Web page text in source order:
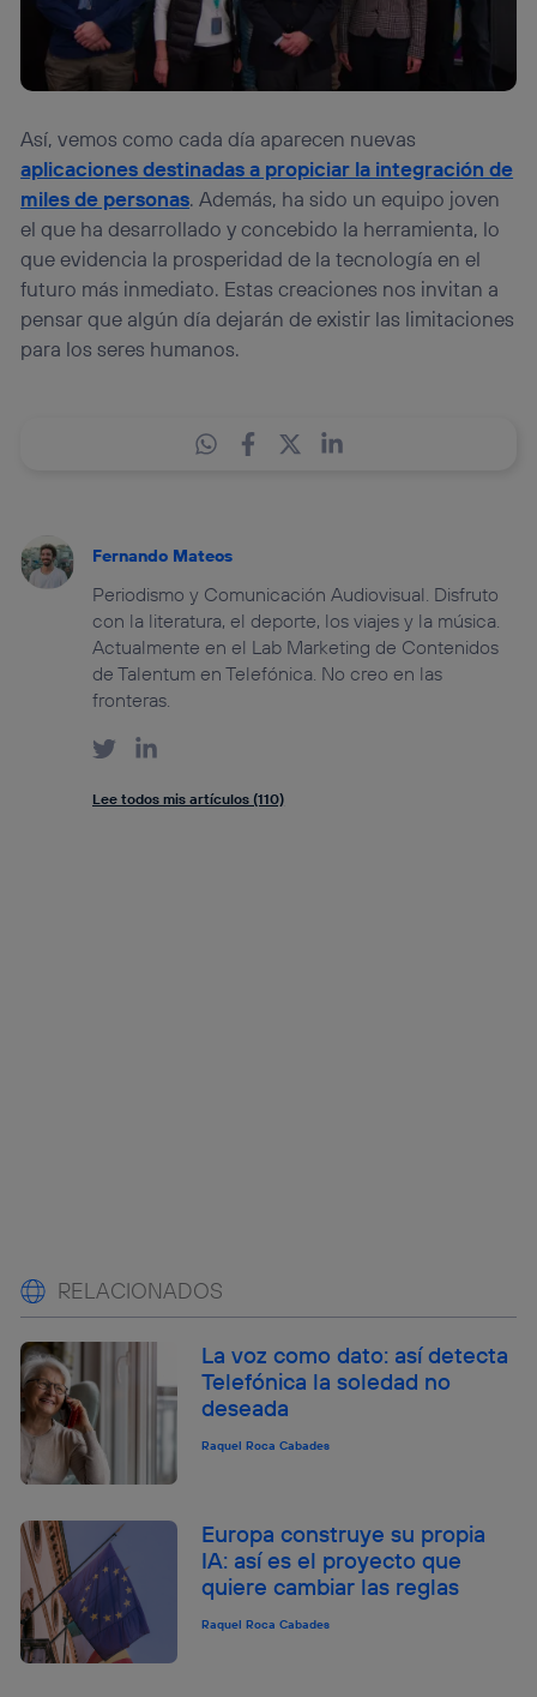
Así, vemos como cada día aparecen nuevas
aplicaciones destinadas a propiciar la integración de
miles de personas. Además, ha sido un equipo joven
el que ha desarrollado y concebido la herramienta, lo
que evidencia la prosperidad de la tecnología en el
futuro más inmediato. Estas creaciones nos invitan a
pensar que algún día dejarán de existir las limitaciones
para los seres humanos.
Fernando Mateos
Periodismo y Comunicación Audiovisual. Disfruto
con la literatura, el deporte, los viajes y la música.
Actualmente en el Lab Marketing de Contenidos
de Talentum en Telefónica. No creo en las
fronteras.
Lee todos mis artículos (110)
RELACIONADOS
La voz como dato: así detecta
Telefónica la soledad no
deseada
Raquel Roca Cabades
Europa construye su propia
IA: así es el proyecto que
quiere cambiar las reglas
Raquel Roca Cabades